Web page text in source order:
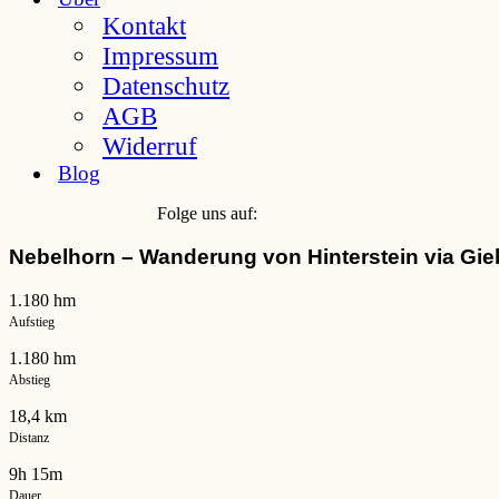
Kontakt
Impressum
Datenschutz
AGB
Widerruf
Blog
Folge uns auf:
Nebelhorn – Wanderung von Hinterstein via
1.180 hm
Aufstieg
1.180 hm
Abstieg
18,4 km
Distanz
9h 15m
Dauer